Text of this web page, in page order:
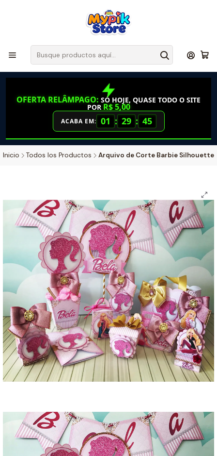
OFERTA RELÂMPAGO: SÓ HOJE, QUASE TODO O SITE
POR R$ 5,00
ACABA EM: 01 : 29 : 45
Inicio Todos los Productos Arquivo de Corte Barbie Silhouette